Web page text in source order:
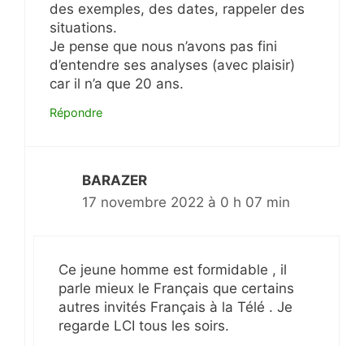
des exemples, des dates, rappeler des
situations.
Je pense que nous n’avons pas fini
d’entendre ses analyses (avec plaisir)
car il n’a que 20 ans.
Répondre
BARAZER
17 novembre 2022 à 0 h 07 min
Ce jeune homme est formidable , il
parle mieux le Français que certains
autres invités Français à la Télé . Je
regarde LCI tous les soirs.